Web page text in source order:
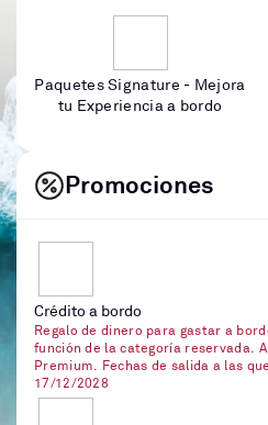
Paquetes Signature - Mejora
tu Experiencia a bordo
Promociones
Crédito a bordo
Regalo de dinero para gastar a
función de la categoría reservada.
Premium. Fechas de salida a las
17/12/2028